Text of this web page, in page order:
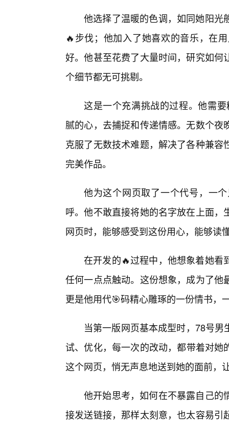
他选择了温暖的色调，如同她阳光
🔥步伐；他加入了她喜欢的音乐，在
好。他甚至花费了大量时间，研究如
个细节都无可挑剔。
这是一个充满挑战的过程。他需
腻的心，去捕捉和传递情感。无数个
克服了无数技术难题，解决了各种兼
完美作品。
他为这个网页取了一个代号，一
呼。他不敢直接将她的名字放在上面
网页时，能够感受到这份用心，能够读
在开发的🔥过程中，他想象着她看
任何一点点触动。这份想象，成为了
更是他用代🎯码精心雕琢的一份情书，
当第一版网页基本成型时，78号
试、优化，每一次的改动，都带着对
这个网页，悄无声息地送到她的面前，
他开始思考，如何在不暴露自己的
接发送链接，那样太刻意，也太容易